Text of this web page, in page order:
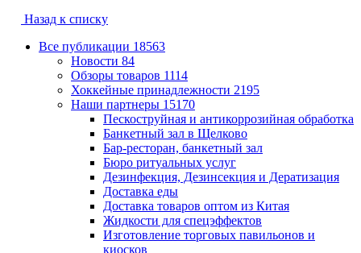
Назад к списку
Все публикации 18563
Новости 84
Обзоры товаров 1114
Хоккейные принадлежности 2195
Наши партнеры 15170
Пескоструйная и антикоррозийная обработка
Банкетный зал в Щелково
Бар-ресторан, банкетный зал
Бюро ритуальных услуг
Дезинфекция, Дезинсекция и Дератизация
Доставка еды
Доставка товаров оптом из Китая
Жидкости для спецэффектов
Изготовление торговых павильонов и
киосков